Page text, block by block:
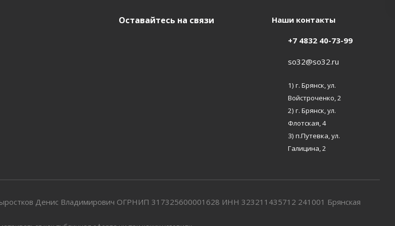
Оставайтесь на связи Наши контакты
+7 4832 40-73-99
so32@so32.ru
1) г. Брянск, ул.
Войстроченко, 2
2) г. Брянск, ул.
Флотская, 4
3) п.Путевка, ул.
Галицина, 2
Денис Владимирович ОГРНИП 317325600001628 ИНН 323211435712 241001 Брянская